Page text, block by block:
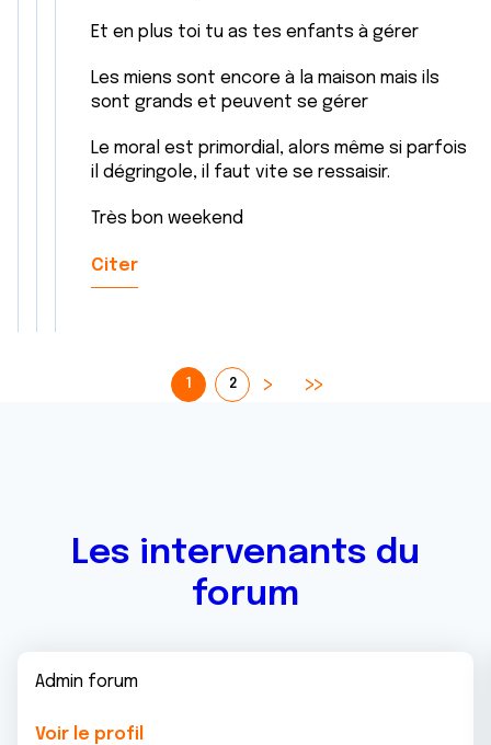
Et en plus toi tu as tes enfants à gérer
Les miens sont encore à la maison mais ils
sont grands et peuvent se gérer
Le moral est primordial, alors même si parfois
il dégringole, il faut vite se ressaisir.
Très bon weekend
Citer
1 2
Les intervenants du
forum
Admin forum
Voir le profil